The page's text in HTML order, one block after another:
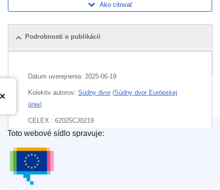
Ako citovať
Podrobnosti o publikácii
Dátum uverejnenia: 2025-06-19
Kolektiv autorov: Súdny dvor (Súdny dvor Európskej
únie)
CELEX : 62025CJ0219
ECLI : ECLI:EU:C:2025:456
Úrad pre vydávanie publikácií Európskej únie
Toto webové sídlo spravuje: